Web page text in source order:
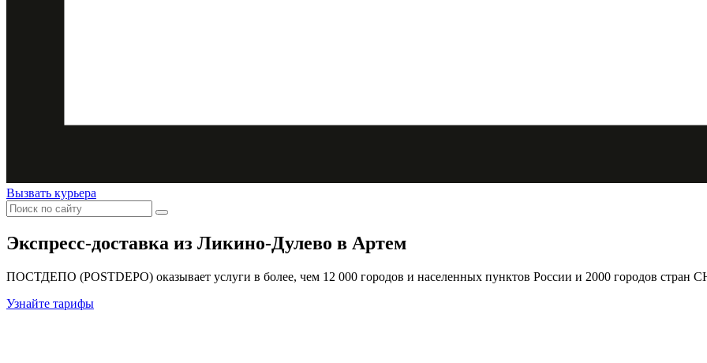
Вызвать курьера
Экспресс-доставка из Ликино-Дулево в Артем
ПОСТДЕПО (POSTDEPO) оказывает услуги в более, чем 12 000 городов и населенных пунктов России и 2000 городов стран
Узнайте тарифы